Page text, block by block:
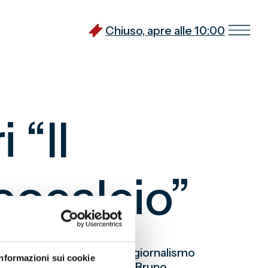
sui cookie
Chiuso, apre alle 10:00
“Il
appassionati di calcio, giornalismo